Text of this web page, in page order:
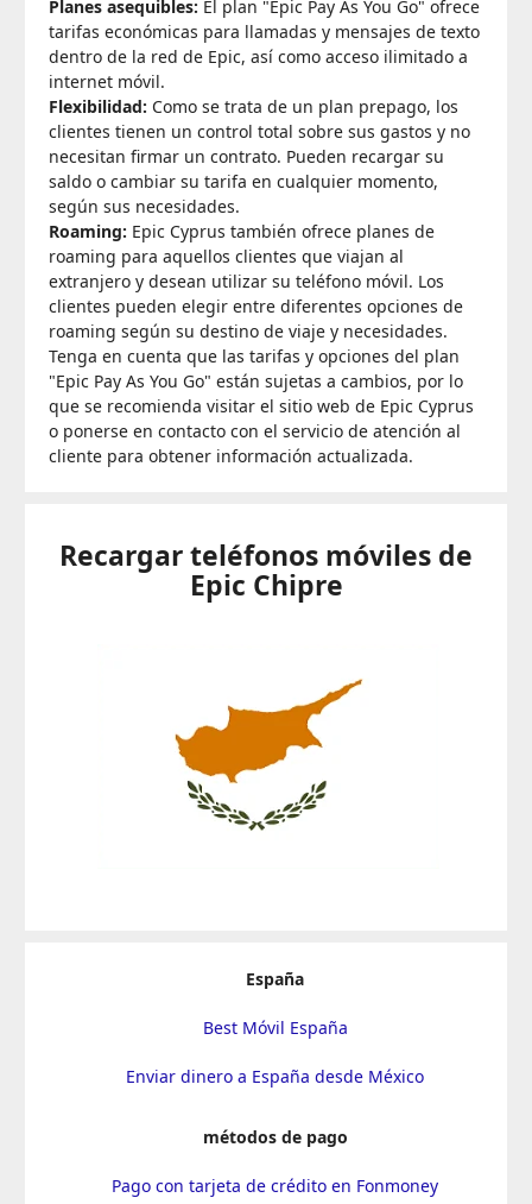
Planes asequibles: El plan "Epic Pay As You Go" ofrece
tarifas económicas para llamadas y mensajes de texto
dentro de la red de Epic, así como acceso ilimitado a
internet móvil.
Flexibilidad: Como se trata de un plan prepago, los
clientes tienen un control total sobre sus gastos y no
necesitan firmar un contrato. Pueden recargar su
saldo o cambiar su tarifa en cualquier momento,
según sus necesidades.
Roaming: Epic Cyprus también ofrece planes de
roaming para aquellos clientes que viajan al
extranjero y desean utilizar su teléfono móvil. Los
clientes pueden elegir entre diferentes opciones de
roaming según su destino de viaje y necesidades.
Tenga en cuenta que las tarifas y opciones del plan
"Epic Pay As You Go" están sujetas a cambios, por lo
que se recomienda visitar el sitio web de Epic Cyprus
o ponerse en contacto con el servicio de atención al
cliente para obtener información actualizada.
Recargar teléfonos móviles de
Epic Chipre
España
Best Móvil España
Enviar dinero a España desde México
métodos de pago
Pago con tarjeta de crédito en Fonmoney